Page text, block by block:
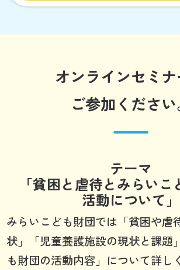
オンラインセミ
ご参加ください
テーマ
「貧困と虐待とみらい
活動について」
みらいこども財団では「貧困や虐
状」「児童養護施設の現状と課題
も財団の活動内容」について詳し